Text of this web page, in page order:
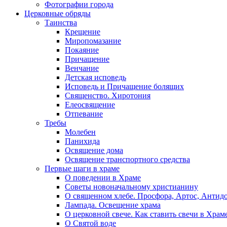
Фотографии города
Церковные обряды
Таинства
Крещение
Миропомазание
Покаяние
Причащение
Венчание
Детская исповедь
Исповедь и Причащение болящих
Священство. Хиротония
Елеосвящение
Отпевание
Требы
Молебен
Панихида
Освящение дома
Освящение транспортного средства
Первые шаги в храме
О поведении в Храме
Советы новоначальному христианину
О священном хлебе. Просфора, Артос,
Лампада. Освещение храма
О церковной свече. Как ставить свечи в
О Святой воде